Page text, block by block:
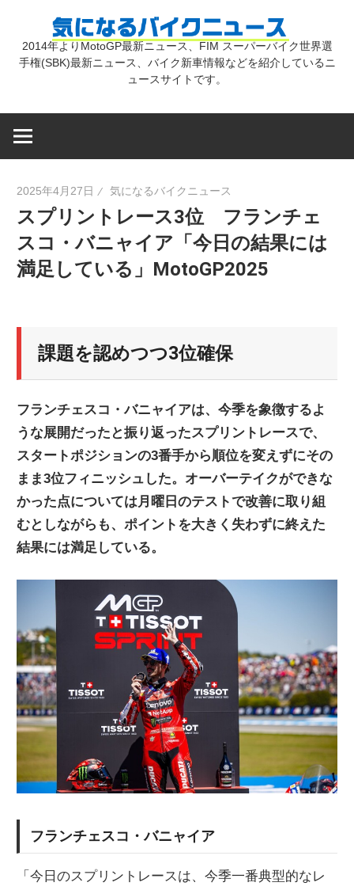
気
バ
ニ
ュ
ー
ス
2014年よりMotoGP最新ニュース、FIM スーパーバイク世界選
手権(SBK)最新ニュース、バイク新車情報などを紹介しているニ
ュースサイトです。
2025年4月27日 気になるバイクニュース
スプリントレース3位 フランチェ
スコ・バニャイア「今日の結果には
満足している」MotoGP2025
課題を認めつつ3位確保
フランチェスコ・バニャイアは、今季を象徴するよ
うな展開だったと振り返ったスプリントレースで、
スタートポジションの3番手から順位を変えずにその
まま3位フィニッシュした。オーバーテイクができな
かった点については月曜日のテストで改善に取り組
むとしながらも、ポイントを大きく失わずに終えた
結果には満足している。
フランチェスコ・バニャイア
「今日のスプリントレースは、今季一番典型的なレ